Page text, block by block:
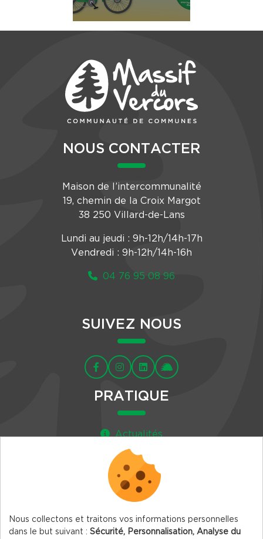
NOUS CONTACTER
Maison de l’intercommunalité
19, chemin de la Croix Margot
38 250 Villard-de-Lans
Lundi au jeudi : 9h-12h/14h-17h
Vendredi : 9h-12h/14h-16h
04 76 95 08 96
SUIVEZ NOUS
PRATIQUE
Actualités
Agenda
Newsletter
Nous collectons et traitons vos informations personnelles
dans le but suivant : Sécurité, Personnalisation, Analyse du